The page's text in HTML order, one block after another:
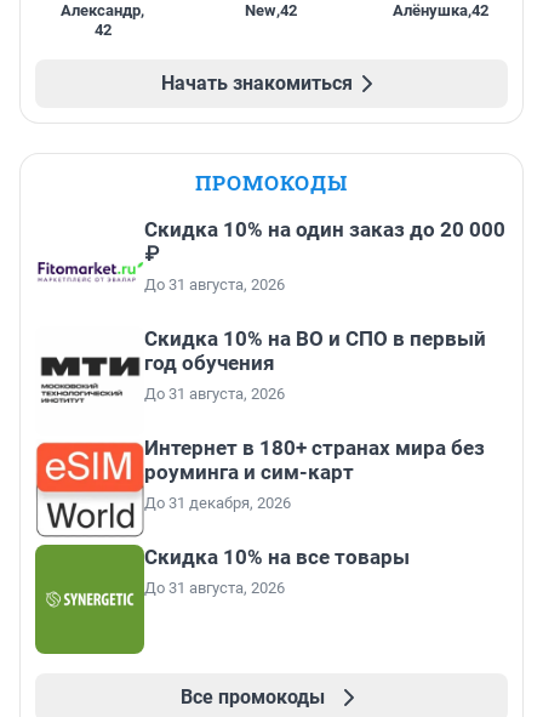
Александр,
42
New,42 Алёнушка,42
Начать знакомиться
ПРОМОКОДЫ
Скидка 10% на один заказ до 20 000
₽
До 31 августа, 2026
Скидка 10% на ВО и СПО в первый
год обучения
До 31 августа, 2026
Интернет в 180+ странах мира без
роуминга и сим-карт
До 31 декабря, 2026
Скидка 10% на все товары
До 31 августа, 2026
Все промокоды